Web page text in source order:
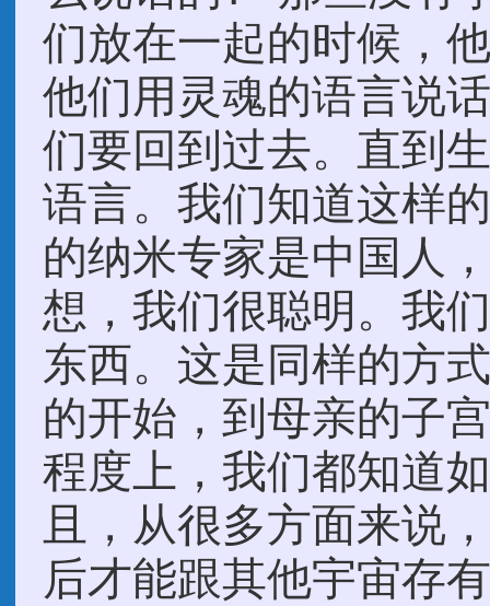
们放在一起的时候，
他们用灵魂的语言说
们要回到过去。直到
语言。我们知道这样
的纳米专家是中国人
想，我们很聪明。我
东西。这是同样的方
的开始，到母亲的子
程度上，我们都知道
且，从很多方面来说
后才能跟其他宇宙存